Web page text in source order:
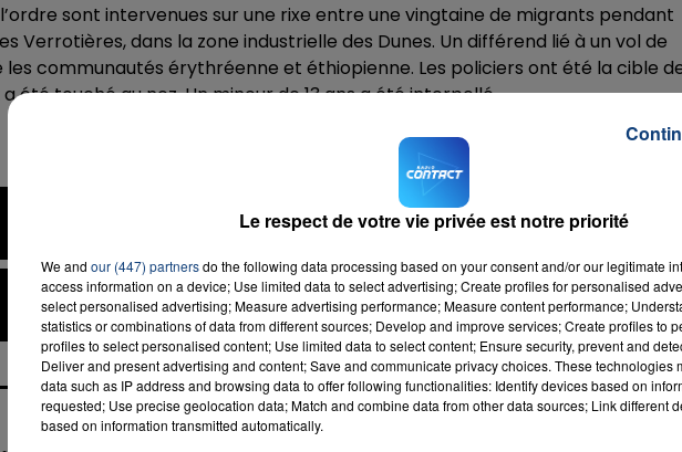
sont intervenues sur une rixe entre une vingtaine de migrants pendant
Verrotières, dans la zone industrielle des Dunes. Un différend lié à un vol de
communautés érythréenne et éthiopienne. Les policiers ont été la cible
été touché au nez. Un mineur de 13 ans a été interpellé.
BRITNEY
SPEARS &
MADONNA
RADIO CONTACT
Le respect de votre vie privée est notre priorité
We and our (447) partnersdo the following data processing based on your consent and/or our legitimate
access information on a device; Use limited data to select advertising; Create profiles for personalised
select personalised advertising; Measure advertising performance; Measure content performance;
statistics or combinations of data from different sources; Develop and improve services; Create profiles to
profiles to select personalised content; Use limited data to select content; Ensure security, prevent and
Deliver and present advertising and content; Save and communicate privacy choices. These technologies
data such as IP address and browsing data to offer following functionalities: Identify devices based on
requested; Use precise geolocation data; Match and combine data from other data sources; Link different
based on information transmitted automatically.